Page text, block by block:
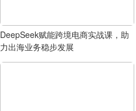
DeepSeek赋能跨境电商实战课，助
力出海业务稳步发展